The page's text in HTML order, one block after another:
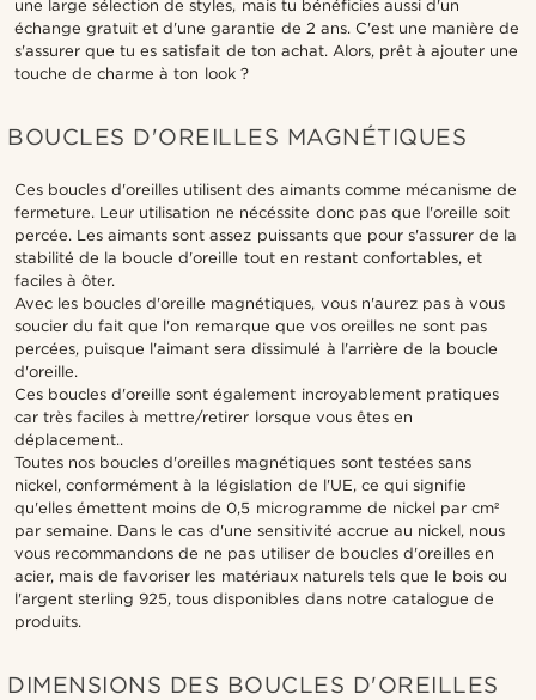
une large sélection de styles, mais tu bénéficies aussi d'un
échange gratuit et d'une garantie de 2 ans. C'est une manière de
s'assurer que tu es satisfait de ton achat. Alors, prêt à ajouter une
touche de charme à ton look ?
BOUCLES D'OREILLES MAGNÉTIQUES
Ces boucles d'oreilles utilisent des aimants comme mécanisme de
fermeture. Leur utilisation ne nécéssite donc pas que l'oreille soit
percée. Les aimants sont assez puissants que pour s'assurer de la
stabilité de la boucle d'oreille tout en restant confortables, et
faciles à ôter.
Avec les boucles d'oreille magnétiques, vous n'aurez pas à vous
soucier du fait que l'on remarque que vos oreilles ne sont pas
percées, puisque l'aimant sera dissimulé à l'arrière de la boucle
d'oreille.
Ces boucles d'oreille sont également incroyablement pratiques
car très faciles à mettre/retirer lorsque vous êtes en
déplacement..
Toutes nos boucles d'oreilles magnétiques sont testées sans
nickel, conformément à la législation de l'UE, ce qui signifie
qu'elles émettent moins de 0,5 microgramme de nickel par cm²
par semaine. Dans le cas d'une sensitivité accrue au nickel, nous
vous recommandons de ne pas utiliser de boucles d'oreilles en
acier, mais de favoriser les matériaux naturels tels que le bois ou
l'argent sterling 925, tous disponibles dans notre catalogue de
produits.
DIMENSIONS DES BOUCLES D'OREILLES